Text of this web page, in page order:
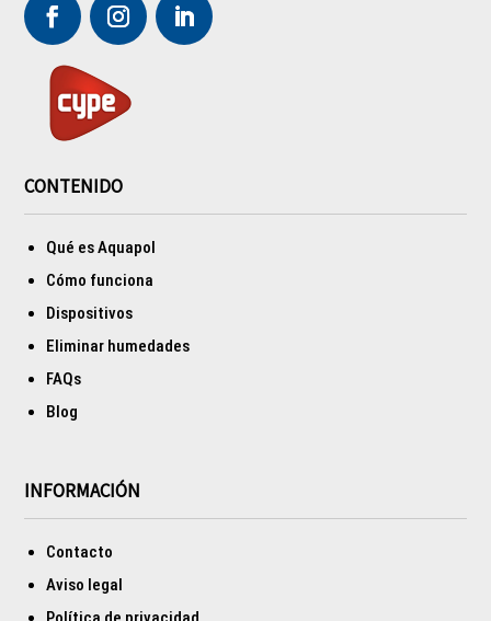
CONTENIDO
Qué es Aquapol
Cómo funciona
Dispositivos
Eliminar humedades
FAQs
Blog
INFORMACIÓN
Contacto
Aviso legal